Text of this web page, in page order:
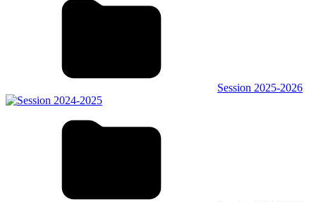
Session 2025-2026